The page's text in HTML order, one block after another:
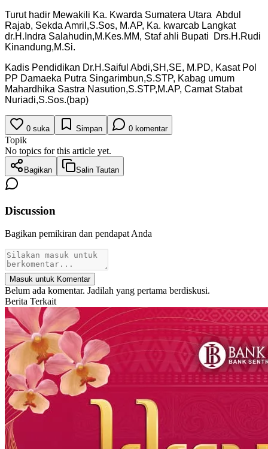
Turut hadir Mewakili Ka. Kwarda Sumatera Utara Abdul
Rajab, Sekda Amril,S.Sos, M.AP, Ka. kwarcab Langkat
dr.H.Indra Salahudin,M.Kes.MM, Staf ahli Bupati Drs.H.Rudi
Kinandung,M.Si.
Kadis Pendidikan Dr.H.Saiful Abdi,SH,SE, M.PD, Kasat Pol
PP Damaeka Putra Singarimbun,S.STP, Kabag umum
Mahardhika Sastra Nasution,S.STP,M.AP, Camat Stabat
Nuriadi,S.Sos.(bap)
0 suka Simpan 0 komentar
Topik
No topics for this article yet.
Bagikan Salin Tautan
Discussion
Bagikan pemikiran dan pendapat Anda
Masuk untuk Komentar
Belum ada komentar. Jadilah yang pertama berdiskusi.
Berita Terkait